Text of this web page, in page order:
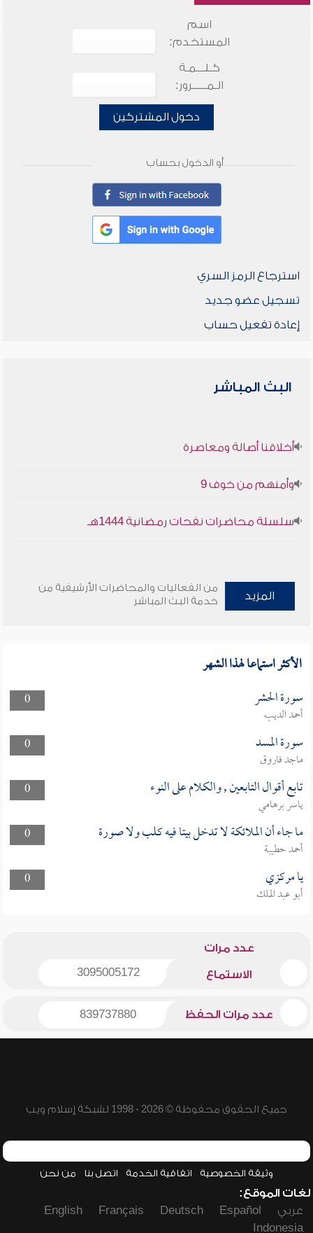
اسم
المستخدم:
كـلـــمـة
الـمـــــرور:
دخول المشتركين
أو الدخول بحساب
استرجاع الرمز السري
تسجيل عضو جديد
إعادة تفعيل حساب
البث المباشر
أخلاقنا أصالة ومعاصرة
وأمنهم من خوف 9
سلسلة محاضرات نفحات رمضانية 1444هـ
المزيد
من الفعاليات والمحاضرات الأرشيفية من
خدمة البث المباشر
الأكثر استماعا لهذا الشهر
0 سورة الحشر
أحمد الديب
0
سورة المسد
ماجد فاروق
0
تابع أقوال التابعين , والكلام على النوء
ياسر برهامي
0
ما جاء أن الملائكة لا تدخل بيتا فيه كلب ولا صورة
أحمد حطيبة
0
يا مركزي
أبو عبد الملك
عدد مرات
الاستماع 3095005172
عدد مرات الحفظ 839737880
جميع الحقوق محفوظة © 2026 - 1998 لشبكة إسلام ويب
وثيقة الخصوصية اتفاقية الخدمة اتصل بنا من نحن
لغات الموقع:
عربي
Español
Deutsch
Français
English
Indonesia